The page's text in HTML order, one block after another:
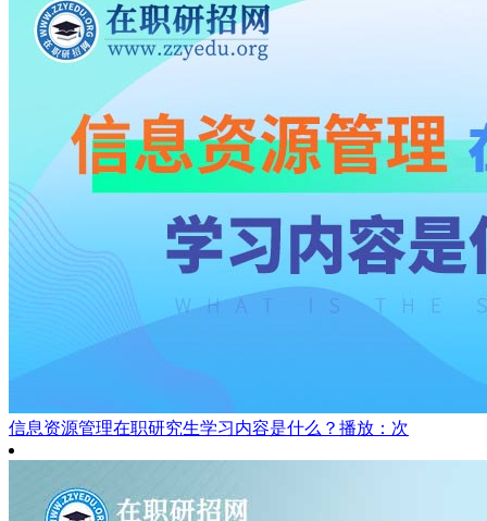
信息资源管理在职研究生学习内容是什么？ 播放：次